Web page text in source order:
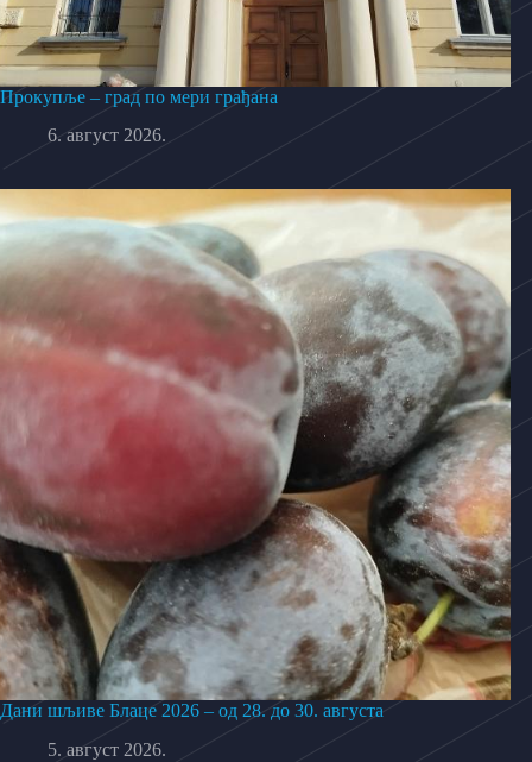
Прокупље – град по мери грађана
6. август 2026.
Дани шљиве Блаце 2026 – од 28. до 30. августа
5. август 2026.